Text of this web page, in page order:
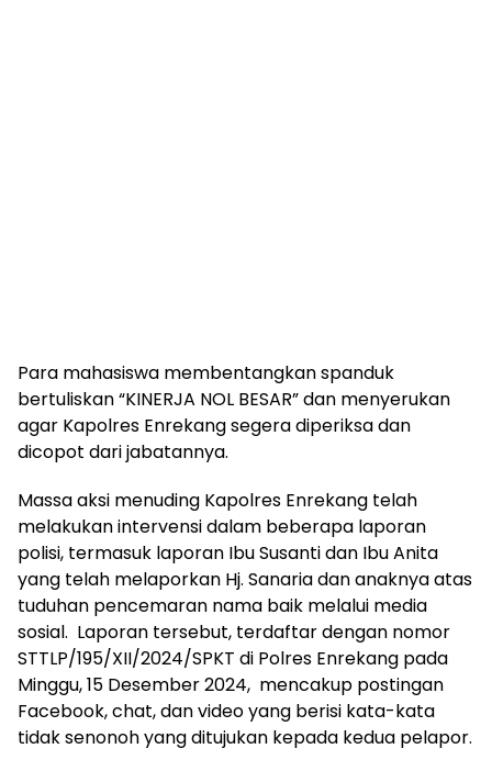
Para mahasiswa membentangkan spanduk
bertuliskan “KINERJA NOL BESAR” dan menyerukan
agar Kapolres Enrekang segera diperiksa dan
dicopot dari jabatannya.
Massa aksi menuding Kapolres Enrekang telah
melakukan intervensi dalam beberapa laporan
polisi, termasuk laporan Ibu Susanti dan Ibu Anita
yang telah melaporkan Hj. Sanaria dan anaknya atas
tuduhan pencemaran nama baik melalui media
sosial. Laporan tersebut, terdaftar dengan nomor
STTLP/195/XII/2024/SPKT di Polres Enrekang pada
Minggu, 15 Desember 2024, mencakup postingan
Facebook, chat, dan video yang berisi kata-kata
tidak senonoh yang ditujukan kepada kedua pelapor.